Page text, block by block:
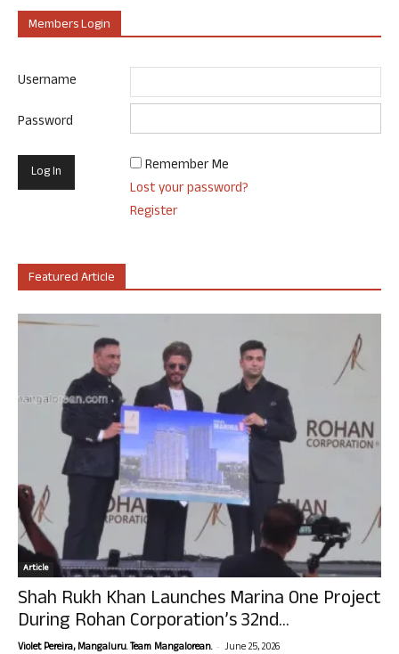
Members Login
Username
Password
Remember Me
Lost your password?
Register
Featured Article
Article
Shah Rukh Khan Launches Marina One Project
During Rohan Corporation’s 32nd...
Violet Pereira, Mangaluru. Team Mangalorean. - June 25, 2026